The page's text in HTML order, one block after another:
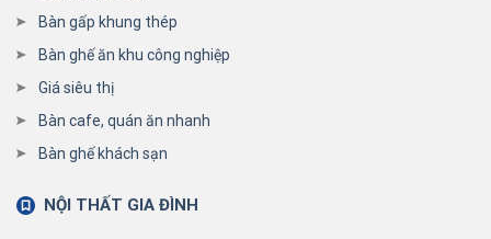
Bàn gấp khung thép
Bàn ghế ăn khu công nghiệp
Giá siêu thị
Bàn cafe, quán ăn nhanh
Bàn ghế khách sạn
NỘI THẤT GIA ĐÌNH